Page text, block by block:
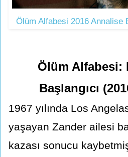
Ölüm Alfabesi 2016 Annalise
Ölüm Alfabesi:
Başlangıcı
1967 yılında Los
yaşayan Zander ailesi
kazası sonucu